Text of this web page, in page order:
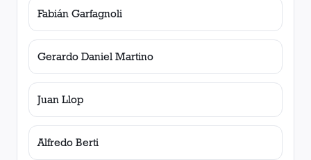
Fabián Garfagnoli
Gerardo Daniel Martino
Juan Llop
Alfredo Berti